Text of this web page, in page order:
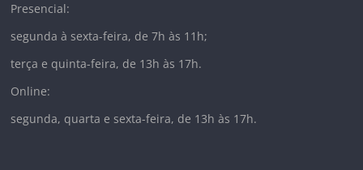
Presencial:
segunda à sexta-feira, de 7h às 11h;
terça e quinta-feira, de 13h às 17h.
Online:
segunda, quarta e sexta-feira, de 13h às 17h.